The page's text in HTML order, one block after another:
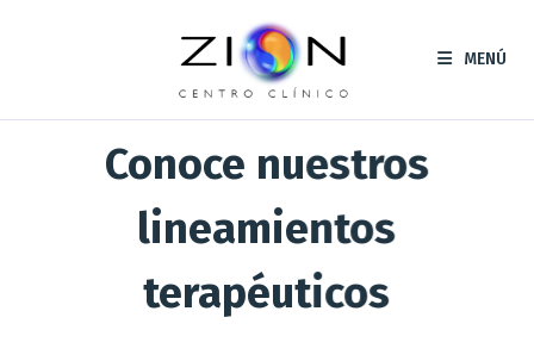
MENÚ
Conoce nuestros
lineamientos
terapéuticos